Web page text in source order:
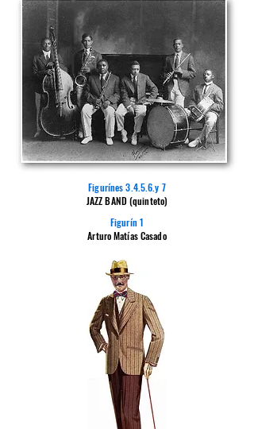
Figurínes 3.4.5.6.y 7
JAZZ BAND (quinteto)
Figurín 1
Arturo Matías Casado